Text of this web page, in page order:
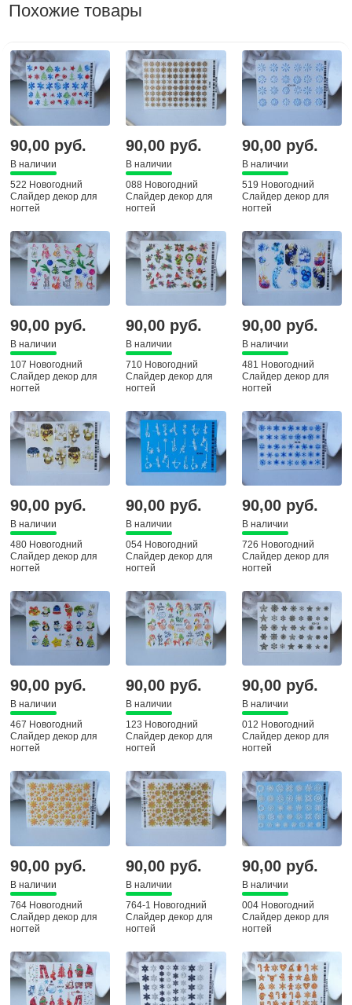
Похожие товары
90,00 руб.
В наличии
522 Новогодний
Слайдер декор для
ногтей
90,00 руб.
В наличии
088 Новогодний
Слайдер декор для
ногтей
90,00 руб.
В наличии
519 Новогодний
Слайдер декор для
ногтей
90,00 руб.
В наличии
107 Новогодний
Слайдер декор для
ногтей
90,00 руб.
В наличии
710 Новогодний
Слайдер декор для
ногтей
90,00 руб.
В наличии
481 Новогодний
Слайдер декор для
ногтей
90,00 руб.
В наличии
480 Новогодний
Слайдер декор для
ногтей
90,00 руб.
В наличии
054 Новогодний
Слайдер декор для
ногтей
90,00 руб.
В наличии
726 Новогодний
Слайдер декор для
ногтей
90,00 руб.
В наличии
467 Новогодний
Слайдер декор для
ногтей
90,00 руб.
В наличии
123 Новогодний
Слайдер декор для
ногтей
90,00 руб.
В наличии
012 Новогодний
Слайдер декор для
ногтей
90,00 руб.
В наличии
764 Новогодний
Слайдер декор для
ногтей
90,00 руб.
В наличии
764-1 Новогодний
Слайдер декор для
ногтей
90,00 руб.
В наличии
004 Новогодний
Слайдер декор для
ногтей